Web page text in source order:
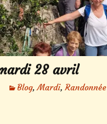
28 avril
Blog,Mardi,Randonnée